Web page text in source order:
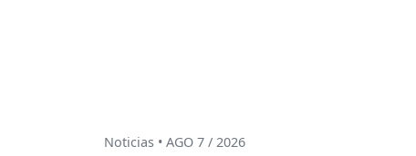
Noticias • AGO 7 / 2026